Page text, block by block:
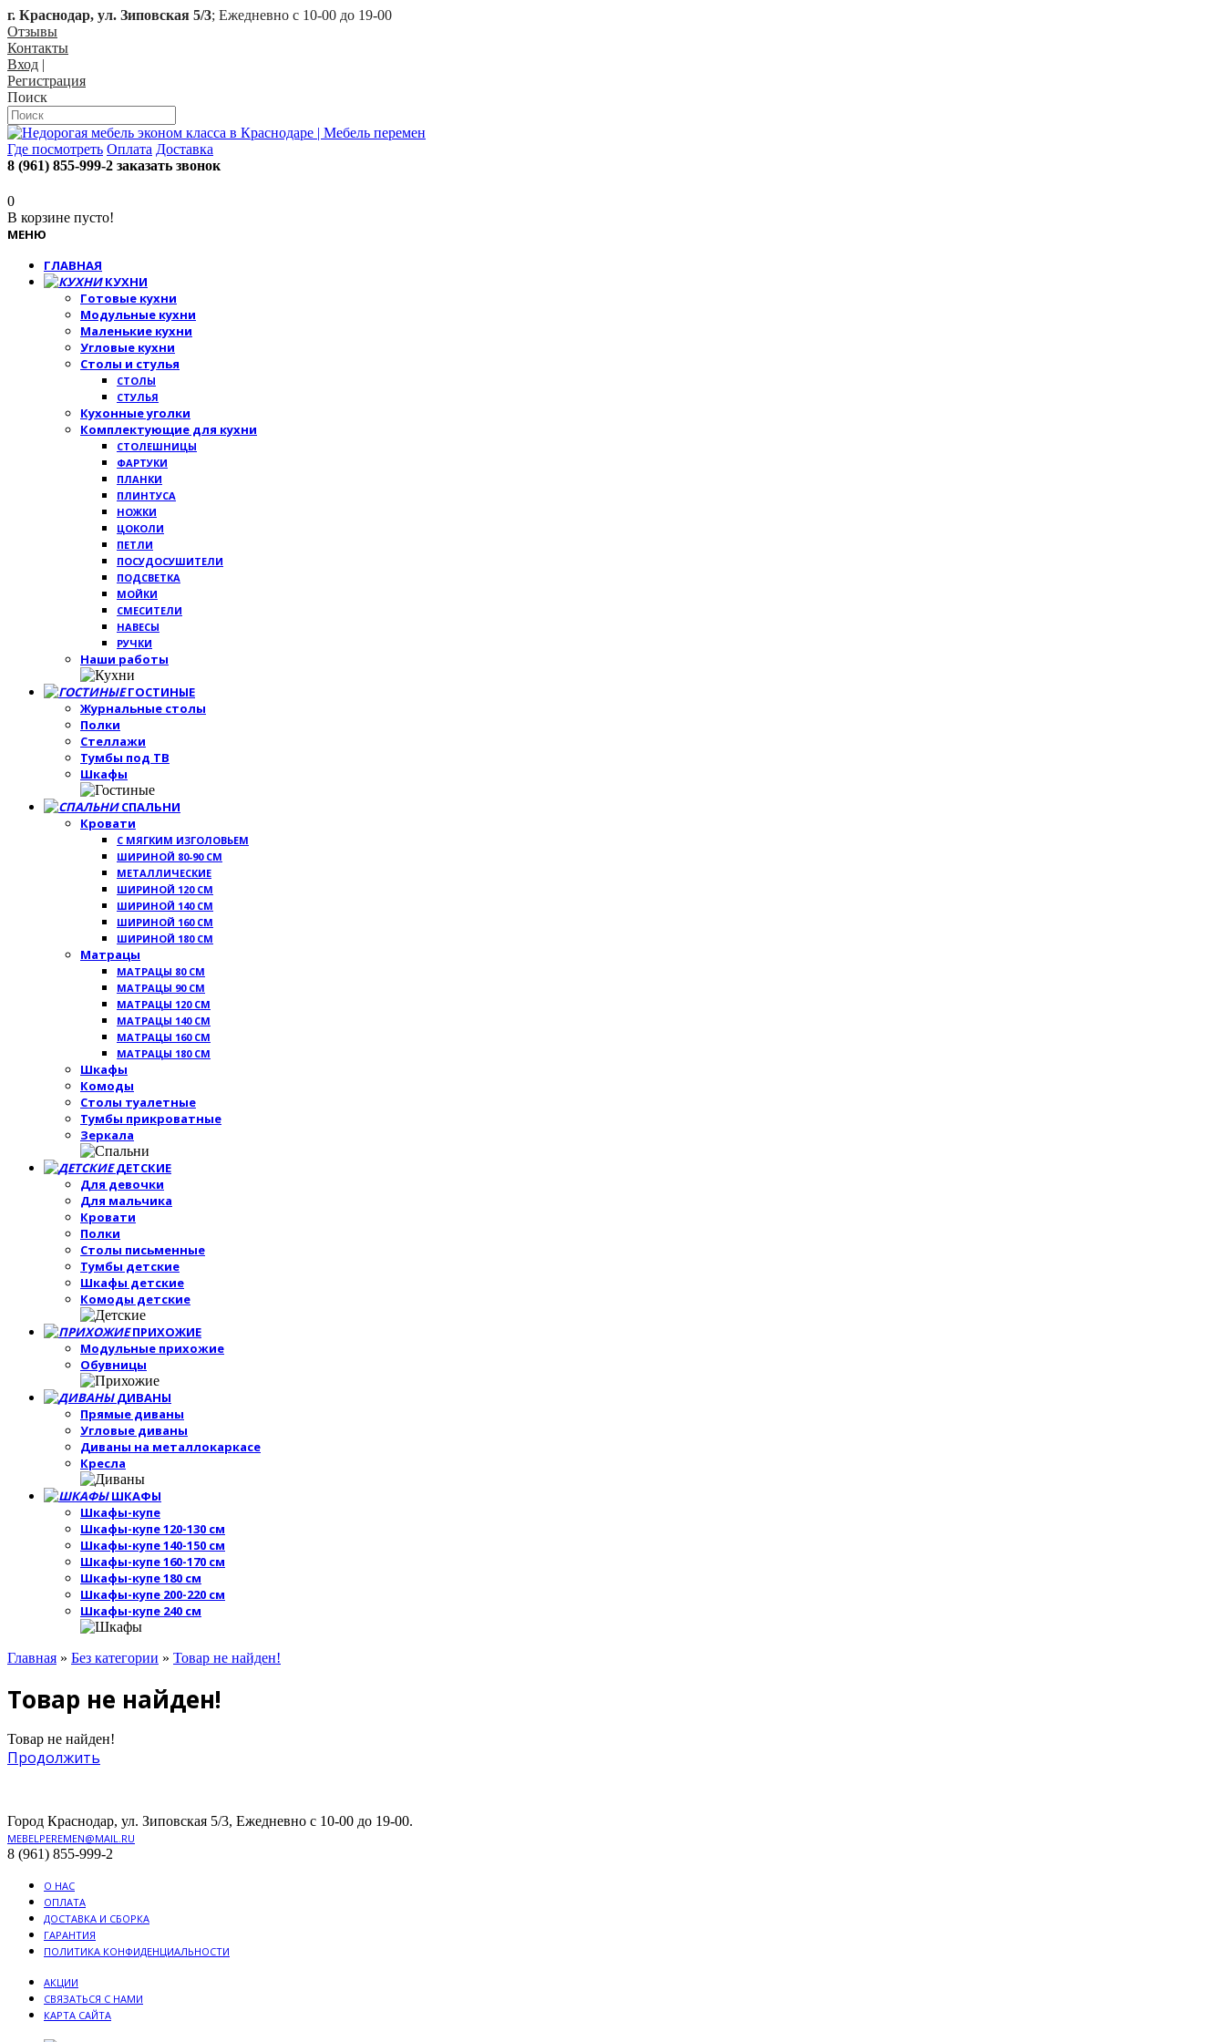
г. Краснодар, ул. Зиповская 5/3; Ежедневно с 10-00 до 19-00
Отзывы
Контакты
Вход |
Регистрация
Поиск
Где посмотреть Оплата Доставка
8 (961) 855-999-2 заказать звонок
0
В корзине пусто!
МЕНЮ
ГЛАВНАЯ
КУХНИ
Готовые кухни
Модульные кухни
Маленькие кухни
Угловые кухни
Столы и стулья
СТОЛЫ
СТУЛЬЯ
Кухонные уголки
Комплектующие для кухни
СТОЛЕШНИЦЫ
ФАРТУКИ
ПЛАНКИ
ПЛИНТУСА
НОЖКИ
ЦОКОЛИ
ПЕТЛИ
ПОСУДОСУШИТЕЛИ
ПОДСВЕТКА
МОЙКИ
СМЕСИТЕЛИ
НАВЕСЫ
РУЧКИ
Наши работы
ГОСТИНЫЕ
Журнальные столы
Полки
Стеллажи
Тумбы под ТВ
Шкафы
СПАЛЬНИ
Кровати
С МЯГКИМ ИЗГОЛОВЬЕМ
ШИРИНОЙ 80-90 СМ
МЕТАЛЛИЧЕСКИЕ
ШИРИНОЙ 120 СМ
ШИРИНОЙ 140 СМ
ШИРИНОЙ 160 СМ
ШИРИНОЙ 180 СМ
Матрацы
МАТРАЦЫ 80 СМ
МАТРАЦЫ 90 СМ
МАТРАЦЫ 120 СМ
МАТРАЦЫ 140 СМ
МАТРАЦЫ 160 СМ
МАТРАЦЫ 180 СМ
Шкафы
Комоды
Столы туалетные
Тумбы прикроватные
Зеркала
ДЕТСКИЕ
Для девочки
Для мальчика
Кровати
Полки
Столы письменные
Тумбы детские
Шкафы детские
Комоды детские
ПРИХОЖИЕ
Модульные прихожие
Обувницы
ДИВАНЫ
Прямые диваны
Угловые диваны
Диваны на металлокаркасе
Кресла
ШКАФЫ
Шкафы-купе
Шкафы-купе 120-130 см
Шкафы-купе 140-150 см
Шкафы-купе 160-170 см
Шкафы-купе 180 см
Шкафы-купе 200-220 см
Шкафы-купе 240 см
Главная » Без категории » Товар не найден!
Товар не найден!
Товар не найден!
Продолжить
Город Краснодар, ул. Зиповская 5/3, Ежедневно с 10-00 до 19-00.
MEBELPEREMEN@MAIL.RU
8 (961) 855-999-2
О НАС
ОПЛАТА
ДОСТАВКА И СБОРКА
ГАРАНТИЯ
ПОЛИТИКА КОНФИДЕНЦИАЛЬНОСТИ
АКЦИИ
СВЯЗАТЬСЯ С НАМИ
КАРТА САЙТА